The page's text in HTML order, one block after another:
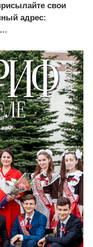
свои
адрес: